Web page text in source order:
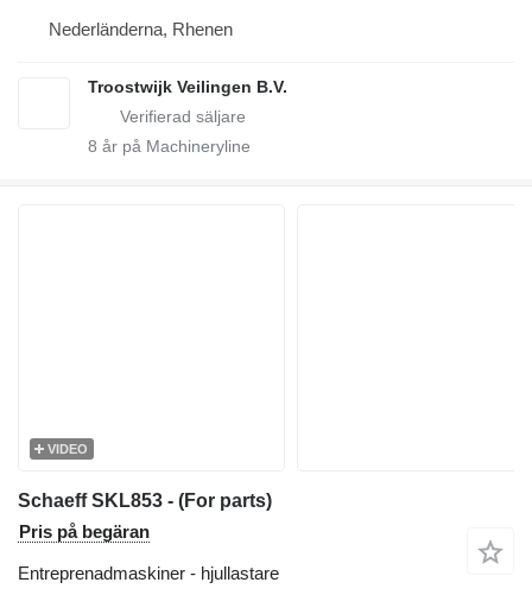
Nederländerna, Rhenen
Troostwijk Veilingen B.V.
8 år på Machineryline
VIDEO
Schaeff SKL853 - (For parts)
Pris på begäran
Entreprenadmaskiner - hjullastare